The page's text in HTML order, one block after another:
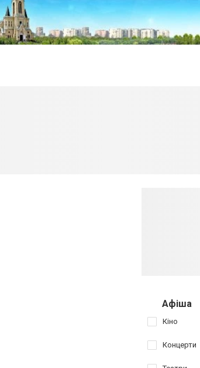
Афіша
Кіно
Концерти